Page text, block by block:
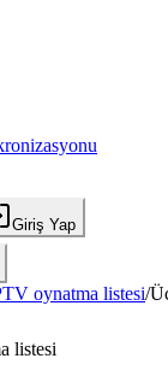
Giriş Yap
oynatma listesi/
listesi